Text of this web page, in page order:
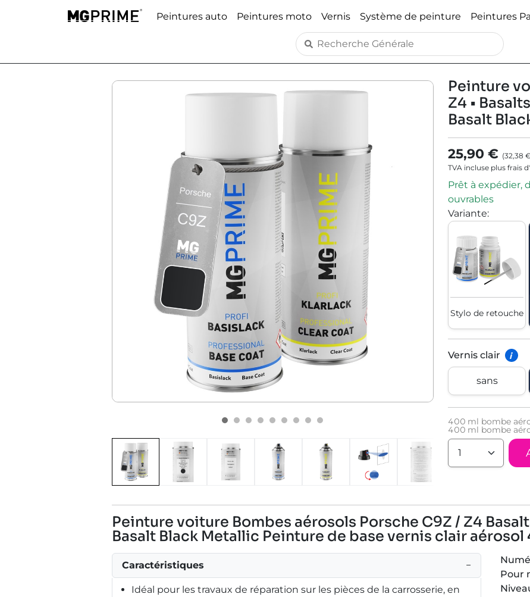
Peintures auto Peintures moto Vernis Système de peinture Peintures
Peinture
Z4 •
Basalt
25,90 € (32,38 €
TVA incluse plus frais
Prêt à expédier,
ouvrables
Variante:
Stylo de retouche
Vernis clair i
sans
400 ml bombe
400 ml bombe
Peinture voiture Bombes aérosols Porsche C9Z / Z4
Basalt Black Metallic Peinture de base vernis clair
Caractéristiques −
Idéal pour les travaux de réparation sur les pièces de la carrosserie, en
Pour